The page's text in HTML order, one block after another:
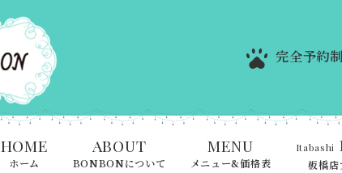
完全予約制
HOME
ホーム
ABOUT
BONBONについて
MENU
メニュー&価格表
Itabashi
板橋店